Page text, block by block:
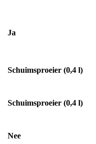
Ja
Schuimsproeier (0,4 l)
Schuimsproeier (0,4 l)
Nee